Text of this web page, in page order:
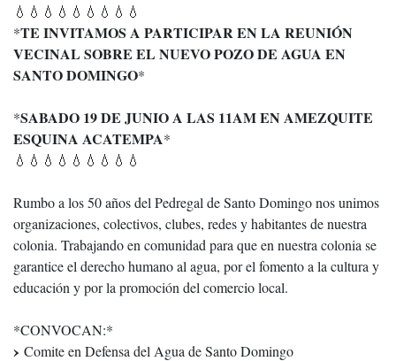
💧💧💧💧💧💧💧💧💧
*TE INVITAMOS A PARTICIPAR EN LA REUNIÓN
VECINAL SOBRE EL NUEVO POZO DE AGUA EN
SANTO DOMINGO*
*SABADO 19 DE JUNIO A LAS 11AM EN AMEZQUITE
ESQUINA ACATEMPA*
💧💧💧💧💧💧💧💧💧
Rumbo a los 50 años del Pedregal de Santo Domingo nos unimos
organizaciones, colectivos, clubes, redes y habitantes de nuestra
colonia. Trabajando en comunidad para que en nuestra colonia se
garantice el derecho humano al agua, por el fomento a la cultura y
educación y por la promoción del comercio local.
*CONVOCAN:*
Comite en Defensa del Agua de Santo Domingo